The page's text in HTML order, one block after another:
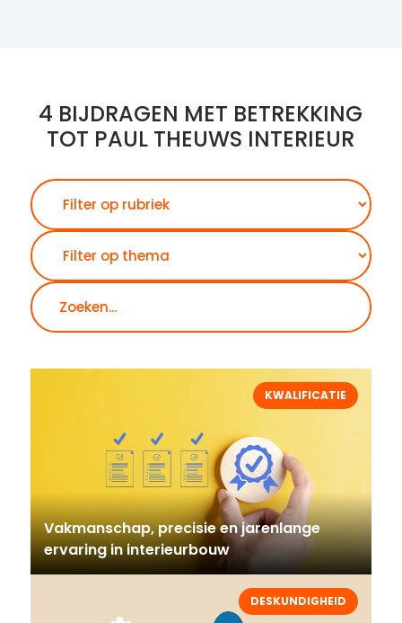
4 BIJDRAGEN MET BETREKKING
TOT PAUL THEUWS INTERIEUR
KWALIFICATIE
Vakmanschap, precisie en jarenlange
ervaring in interieurbouw
DESKUNDIGHEID